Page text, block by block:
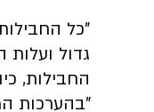
"כל
גדול
החבילות,
"בהערכות